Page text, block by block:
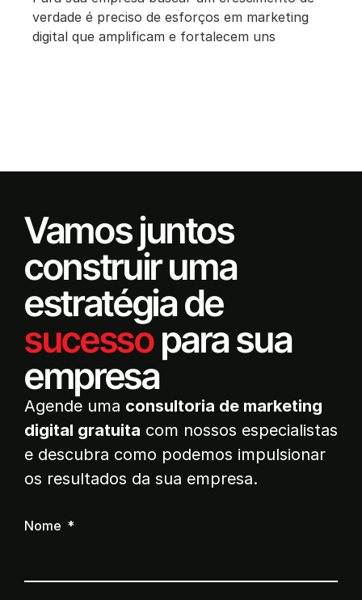
verdade é preciso de esforços em marketing
digital que amplificam e fortalecem uns
Vamos juntos
construir uma
estratégia de
sucessopara sua
empresa
Agende uma consultoria de marketing
digital gratuita com nossos especialistas
e descubra como podemos impulsionar
os resultados da sua empresa.
Nome